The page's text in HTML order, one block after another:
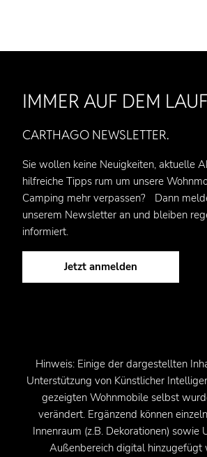
IMMER AUF DEM
CARTHAGO NEWSLETTER.
Sie wollen keine Neuigkeiten, aktuelle
hilfreiche Tipps rum um unsere
Camping mehr verpassen? Dann
unserem Newsletter an und bleiben
informiert.
Jetzt anmelden
Hinweis: Einige der dargestellten
Unterstützung von Künstlicher
gezeigten Wohnmobile selbst
verändert. Ergänzend können
Innenraum (z.B. Dekorationen) sowie
Außenbereich digital hinzugefügt